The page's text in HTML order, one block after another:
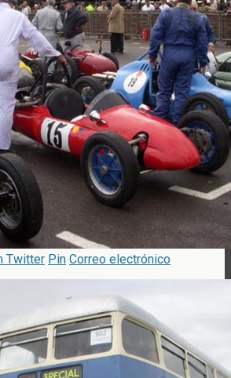
Twitter Pin Correo electrónico